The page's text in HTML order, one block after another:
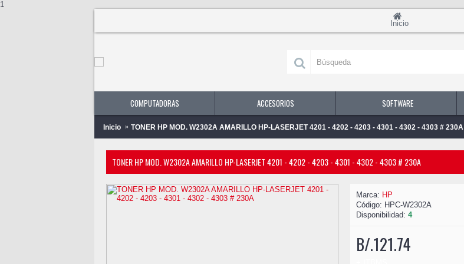
1
Inicio
COMPUTADORAS ACCESORIOS SOFTWARE
Inicio TONER HP MOD. W2302A AMARILLO HP-LASERJET 4201 - 4202 - 4203 - 4301 - 4302 - 4303 # 230A
TONER HP MOD. W2302A AMARILLO HP-LASERJET 4201 - 4202 - 4203 - 4301 - 4302 - 4303 # 230A
Marca: HP
Código: HPC-W2302A
Disponibilidad: 4
B/.121.74